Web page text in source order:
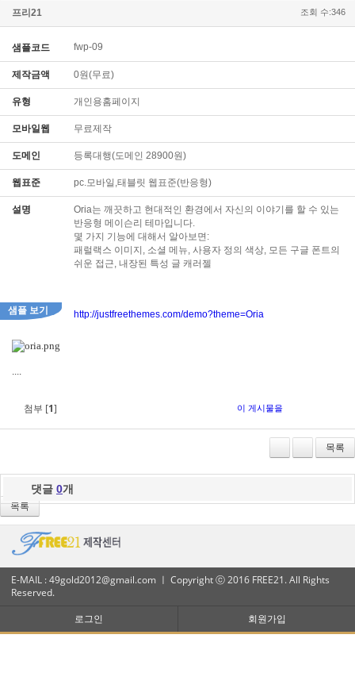
프리21 조회 수:346
샘플코드 fwp-09
제작금액 0원(무료)
유형 개인용홈페이지
모바일웹 무료제작
도메인 등록대행(도메인 28900원)
웹표준 pc.모바일,태블릿 웹표준(반응형)
설명
Oria는 깨끗하고 현대적인 환경에서 자신의 이야기를 할 수 있는
반응형 메이슨리 테마입니다.
몇 가지 기능에 대해서 알아보면:
패럴랙스 이미지, 소셜 메뉴, 사용자 정의 색상, 모든 구글 폰트의
쉬운 접근, 내장된 특성 글 캐러젤
샘플 보기 http://justfreethemes.com/demo?theme=Oria
....
첨부 [1] 이 게시물을
y
bo
ok
ou
s
목록
댓글 0개
목록
E-MAIL : 49gold2012@gmail.com ㅣ Copyright ⓒ 2016 FREE21. All Rights
Reserved.
로그인
회원가입